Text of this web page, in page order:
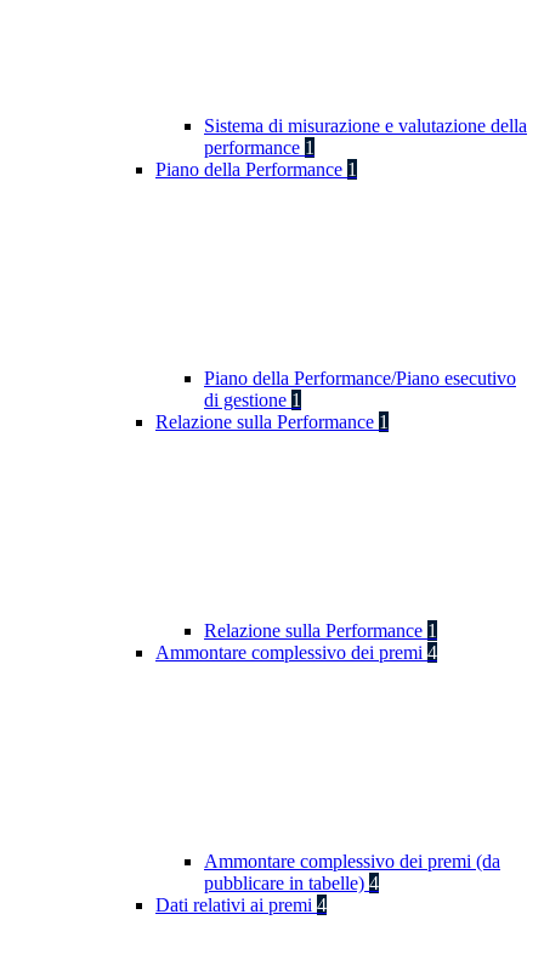
Sistema di misurazione e valutazione della
performance 1
Piano della Performance 1
Piano della Performance/Piano esecutivo
di gestione 1
Relazione sulla Performance 1
Relazione sulla Performance 1
Ammontare complessivo dei premi 4
Ammontare complessivo dei premi (da
pubblicare in tabelle) 4
Dati relativi ai premi 4